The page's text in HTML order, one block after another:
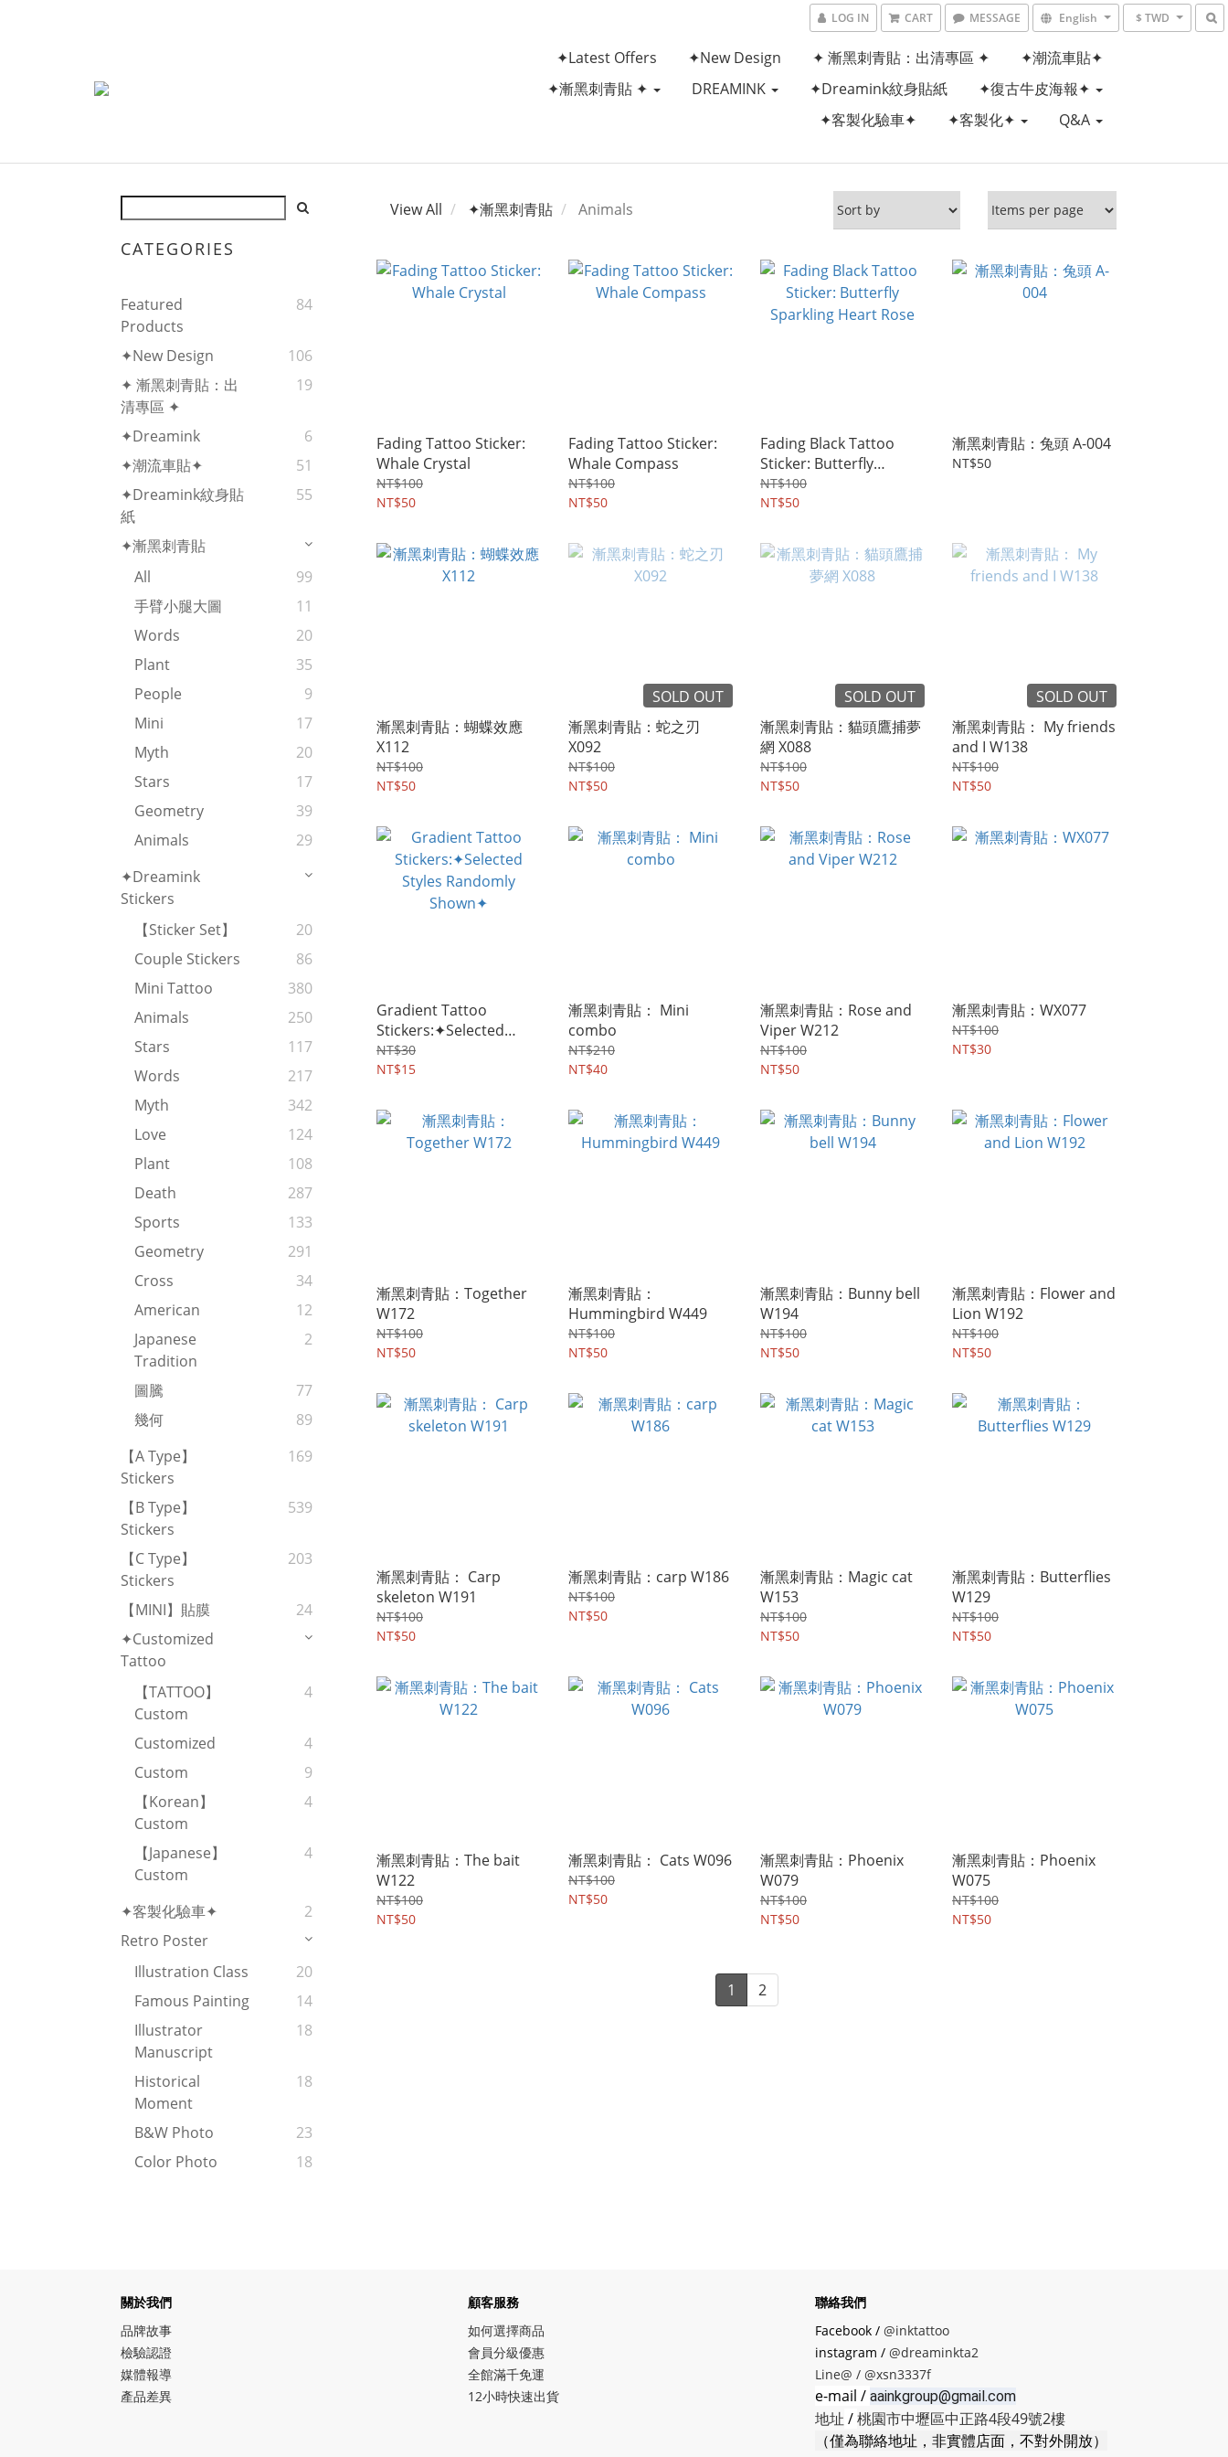
LOG IN CART MESSAGE English $ TWD
✦Latest Offers ✦New Design ✦ 漸黑刺青貼：出清專區 ✦
✦潮流車貼✦
✦漸黑刺青貼 ✦
DREAMINK ✦Dreamink紋身貼紙
✦復古牛皮海報✦
✦客製化驗車✦
✦客製化✦ Q&A
CATEGORIES
Featured
Products
84
✦New Design
106
✦ 漸黑刺青貼：出
清專區 ✦
19
✦Dreamink
6
✦潮流車貼✦
51
✦Dreamink紋身貼
紙
55
✦漸黑刺青貼
All
99
手臂小腿大圖
11
Words
20
Plant
35
People
9
Mini
17
Myth
20
Stars
17
Geometry
39
Animals
29
✦Dreamink
Stickers
【Sticker Set】
20
Couple Stickers
86
Mini Tattoo
380
Animals
250
Stars
117
Words
217
Myth
342
Love
124
Plant
108
Death
287
Sports
133
Geometry
291
Cross
34
American
12
Japanese
Tradition
2
圖騰
77
幾何
89
【A Type】
Stickers
169
【B Type】
Stickers
539
【C Type】
Stickers
203
【MINI】貼膜
24
✦Customized
Tattoo
【TATTOO】
Custom
4
Customized
4
Custom
9
【Korean】
Custom
4
【Japanese】
Custom
4
✦客製化驗車✦
2
Retro Poster
Illustration Class
20
Famous Painting
14
Illustrator
Manuscript
18
Historical
Moment
18
B&W Photo
23
Color Photo
18
View All ✦漸黑刺青貼 Animals
Fading Tattoo Sticker:
Whale Crystal
NT$100
NT$50
Fading Tattoo Sticker:
Whale Compass
NT$100
NT$50
Fading Black Tattoo
Sticker: Butterfly
Sparkling Heart Rose
NT$100
NT$50
漸黑刺青貼：兔頭 A-004
NT$50
漸黑刺青貼：蝴蝶效應
X112
NT$100
NT$50
SOLD OUT
漸黑刺青貼：蛇之刃
X092
NT$100
NT$50
SOLD OUT
漸黑刺青貼：貓頭鷹捕夢
網 X088
NT$100
NT$50
SOLD OUT
漸黑刺青貼： My friends
and I W138
NT$100
NT$50
Gradient Tattoo
Stickers:✦Selected
Styles Randomly
Shown✦
NT$30
NT$15
漸黑刺青貼： Mini
combo
NT$210
NT$40
漸黑刺青貼：Rose and
Viper W212
NT$100
NT$50
漸黑刺青貼：WX077
NT$100
NT$30
漸黑刺青貼：Together
W172
NT$100
NT$50
漸黑刺青貼：
Hummingbird W449
NT$100
NT$50
漸黑刺青貼：Bunny bell
W194
NT$100
NT$50
漸黑刺青貼：Flower and
Lion W192
NT$100
NT$50
漸黑刺青貼： Carp
skeleton W191
NT$100
NT$50
漸黑刺青貼：carp W186
NT$100
NT$50
漸黑刺青貼：Magic cat
W153
NT$100
NT$50
漸黑刺青貼：Butterflies
W129
NT$100
NT$50
漸黑刺青貼：The bait
W122
NT$100
NT$50
漸黑刺青貼： Cats W096
NT$100
NT$50
漸黑刺青貼：Phoenix
W079
NT$100
NT$50
漸黑刺青貼：Phoenix
W075
NT$100
NT$50
1 2
關於我們
品牌故事
檢驗認證
媒體報導
產品差異
顧客服務
如何選擇商品
會員分級優惠
全館滿千免運
12小時快速出貨
聯絡我們
Facebook / @inktattoo
instagram / @dreaminkta2
Line@ / @xsn3337f
e-mail / aainkgroup@gmail.com
地址 /桃園市中壢區中正路4段49號2樓
（僅為聯絡地址，非實體店面，不對外開放）